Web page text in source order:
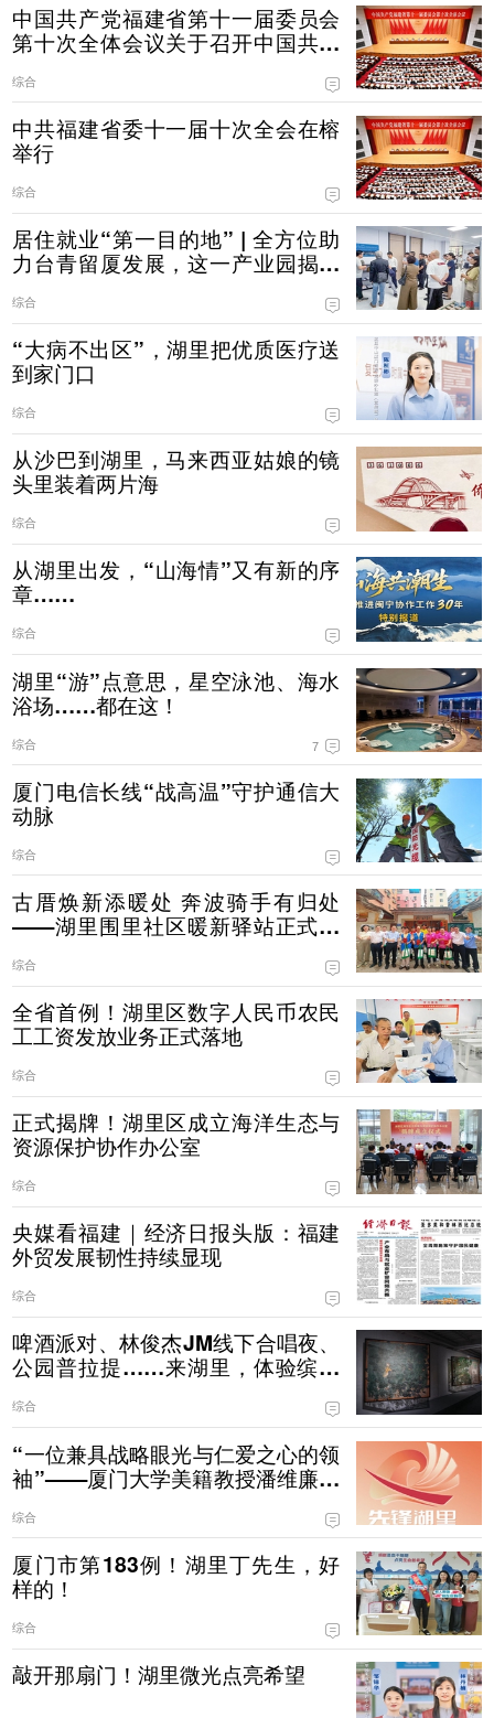
中国共产党福建省第十一届委员会
第十次全体会议关于召开中国共产
综合
中共福建省委十一届十次全会在榕
举行
综合
居住就业“第一目的地” | 全方位助
力台青留厦发展，这一产业园揭牌
综合
“大病不出区”，湖里把优质医疗送
到家门口
综合
从沙巴到湖里，马来西亚姑娘的镜
头里装着两片海
综合
从湖里出发，“山海情”又有新的序
章……
综合
湖里“游”点意思，星空泳池、海水
浴场……都在这！
综合 7
厦门电信长线“战高温”守护通信大
动脉
综合
古厝焕新添暖处 奔波骑手有归处
——湖里围里社区暖新驿站正式启
综合
全省首例！湖里区数字人民币农民
工工资发放业务正式落地
综合
正式揭牌！湖里区成立海洋生态与
资源保护协作办公室
综合
央媒看福建｜经济日报头版：福建
外贸发展韧性持续显现
综合
啤酒派对、林俊杰JM线下合唱夜、
公园普拉提……来湖里，体验缤纷
综合
“一位兼具战略眼光与仁爱之心的领
袖”——厦门大学美籍教授潘维廉眼
综合
厦门市第183例！湖里丁先生，好
样的！
综合
敲开那扇门！湖里微光点亮希望